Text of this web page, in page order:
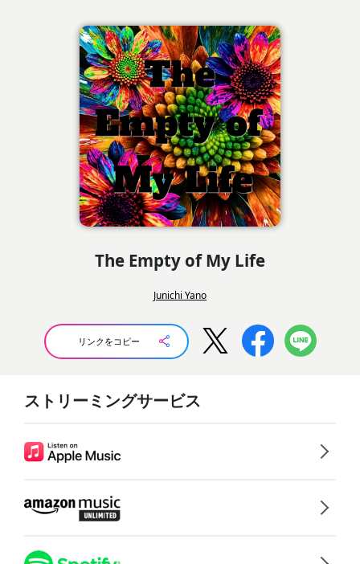
The Empty of My Life
Junichi Yano
リンクをコピー
ストリーミングサービス